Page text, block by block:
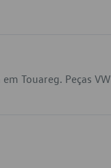
Touareg. Peças VW